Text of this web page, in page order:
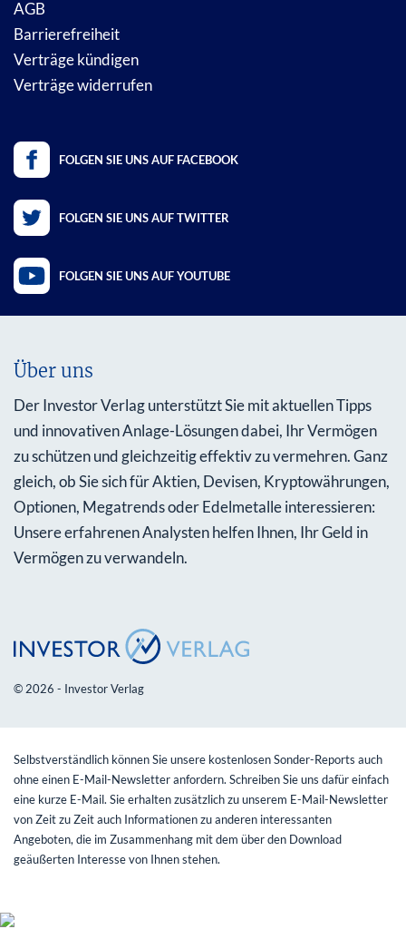
AGB
Barrierefreiheit
Verträge kündigen
Verträge widerrufen
FOLGEN SIE UNS AUF FACEBOOK
FOLGEN SIE UNS AUF TWITTER
FOLGEN SIE UNS AUF YOUTUBE
Über uns
Der Investor Verlag unterstützt Sie mit aktuellen Tipps
und innovativen Anlage-Lösungen dabei, Ihr Vermögen
zu schützen und gleichzeitig effektiv zu vermehren. Ganz
gleich, ob Sie sich für Aktien, Devisen, Kryptowährungen,
Optionen, Megatrends oder Edelmetalle interessieren:
Unsere erfahrenen Analysten helfen Ihnen, Ihr Geld in
Vermögen zu verwandeln.
© 2026 - Investor Verlag
Selbstverständlich können Sie unsere kostenlosen Sonder-Reports auch
ohne einen E-Mail-Newsletter anfordern. Schreiben Sie uns dafür einfach
eine kurze E-Mail. Sie erhalten zusätzlich zu unserem E-Mail-Newsletter
von Zeit zu Zeit auch Informationen zu anderen interessanten
Angeboten, die im Zusammenhang mit dem über den Download
geäußerten Interesse von Ihnen stehen.